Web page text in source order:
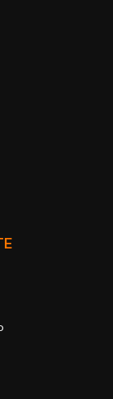
de protección de
del DNI del
Navarro
de